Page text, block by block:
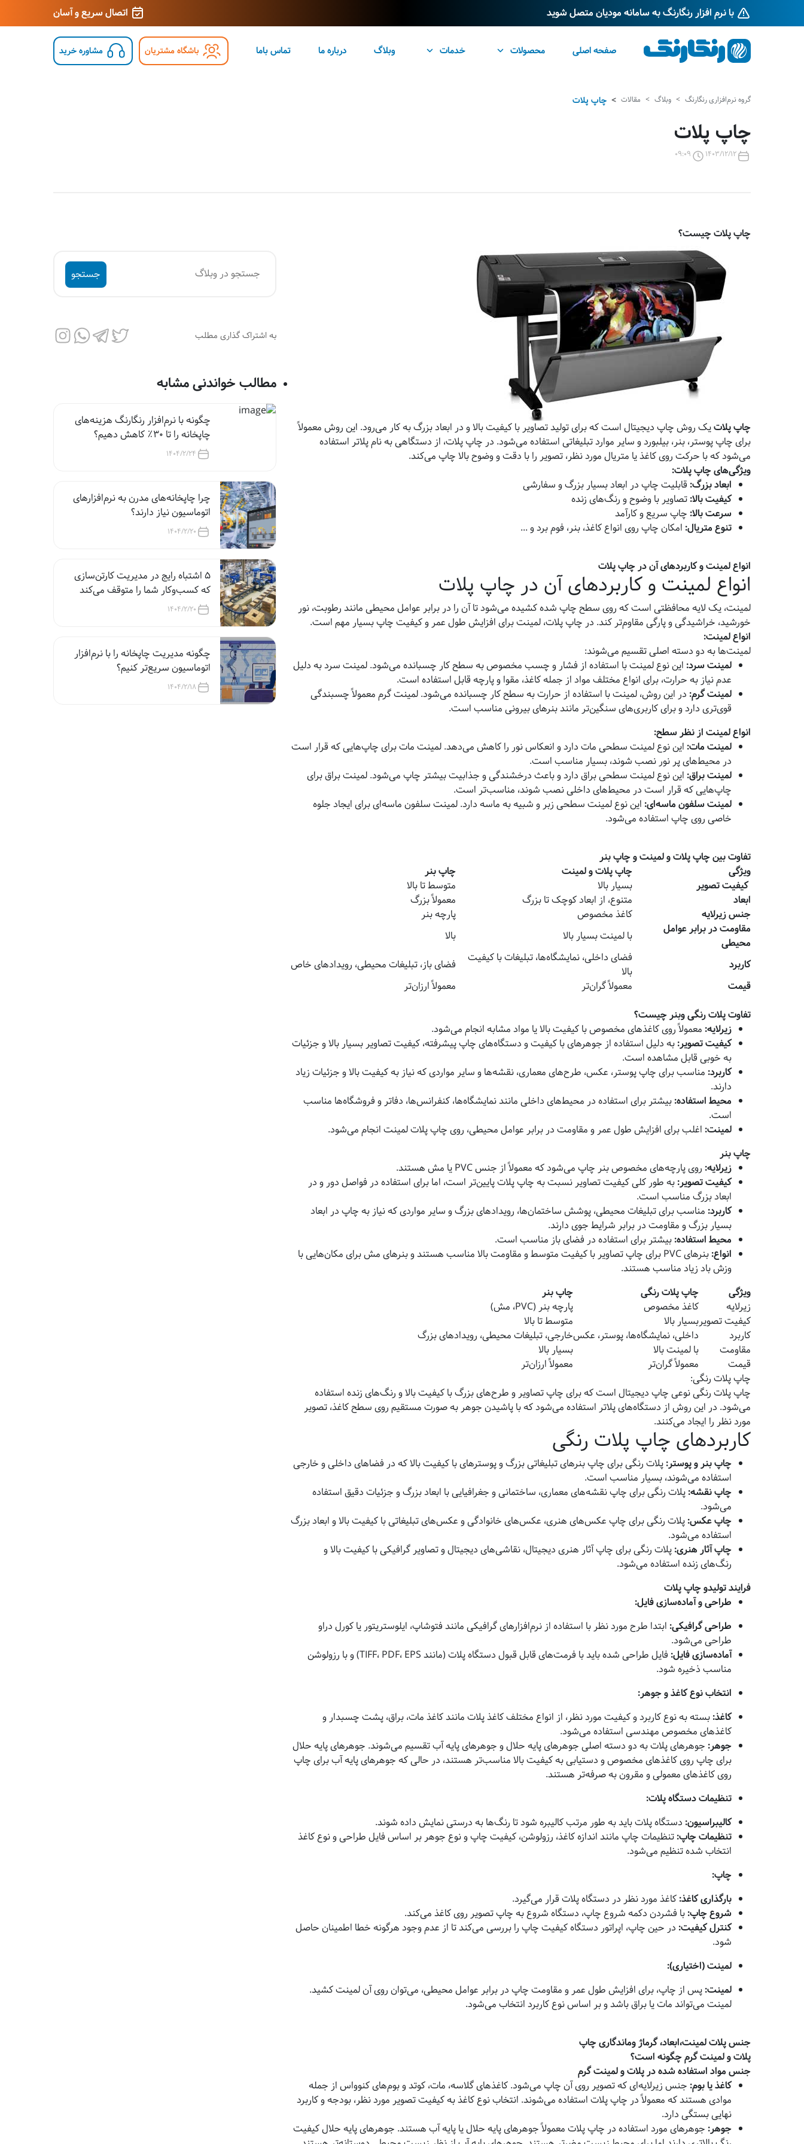
با نرم افزار رنگارنگ به سامانه مودیان متصل شوید اتصال سریع و آسان
صفحه اصلی محصولات خدمات وبلاگ درباره ما تماس باما باشگاه مشتریان مشاوره خرید
گروه نرم‌افزاری رنگارنگ وبلاگ مقالات چاپ پلات
چاپ پلات
1403/12/12
09:09
چاپ پلات چیست؟
چاپ پلاتیک روش چاپ دیجیتال است که برای تولید تصاویر با کیفیت بالا و در ابعاد بزرگ به کار می‌رود. این روش معمولاً
برای چاپ پوستر، بنر، بیلبورد و سایر موارد تبلیغاتی استفاده می‌شود. در چاپ پلات، از دستگاهی به نام پلاتر استفاده
می‌شود که با حرکت روی کاغذ یا متریال مورد نظر، تصویر را با دقت و وضوح بالا چاپ می‌کند.
ویژگی‌های چاپ پلات:
ابعاد بزرگ: قابلیت چاپ در ابعاد بسیار بزرگ و سفارشی
کیفیت بالا: تصاویر با وضوح و رنگ‌های زنده
سرعت بالا: چاپ سریع و کارآمد
تنوع متریال: امکان چاپ روی انواع کاغذ، بنر، فوم برد و ...
انواع لمینت و کاربردهای آن در چاپ پلات
انواع لمینت و کاربردهای آن در چاپ پلات
لمینت، یک لایه محافظتی است که روی سطح چاپ شده کشیده می‌شود تا آن را در برابر عوامل محیطی مانند رطوبت، نور
خورشید، خراشیدگی و پارگی مقاوم‌تر کند. در چاپ پلات، لمینت برای افزایش طول عمر و کیفیت چاپ بسیار مهم است.
انواع لمینت:
لمینت‌ها به دو دسته اصلی تقسیم می‌شوند:
لمینت سرد: این نوع لمینت با استفاده از فشار و چسب مخصوص به سطح کار چسبانده می‌شود. لمینت سرد به دلیل
عدم نیاز به حرارت، برای انواع مختلف مواد از جمله کاغذ، مقوا و پارچه قابل استفاده است.
لمینت گرم: در این روش، لمینت با استفاده از حرارت به سطح کار چسبانده می‌شود. لمینت گرم معمولاً چسبندگی
قوی‌تری دارد و برای کاربری‌های سنگین‌تر مانند بنرهای بیرونی مناسب است.
انواع لمینت از نظر سطح:
لمینت مات: این نوع لمینت سطحی مات دارد و انعکاس نور را کاهش می‌دهد. لمینت مات برای چاپ‌هایی که قرار است
در محیط‌های پر نور نصب شوند، بسیار مناسب است.
لمینت براق: این نوع لمینت سطحی براق دارد و باعث درخشندگی و جذابیت بیشتر چاپ می‌شود. لمینت براق برای
چاپ‌هایی که قرار است در محیط‌های داخلی نصب شوند، مناسب‌تر است.
لمینت سلفون ماسه‌ای: این نوع لمینت سطحی زبر و شبیه به ماسه دارد. لمینت سلفون ماسه‌ای برای ایجاد جلوه
خاصی روی چاپ استفاده می‌شود.
تفاوت بین چاپ پلات و لمینت و چاپ بنر
ویژگی
چاپ پلات و لمینت
چاپ بنر
کیفیت تصویر
بسیار بالا
متوسط تا بالا
ابعاد
متنوع، از ابعاد کوچک تا بزرگ
معمولاً بزرگ
جنس زیرلایه
کاغذ مخصوص
پارچه بنر
مقاومت در برابر عوامل
محیطی
با لمینت بسیار بالا
بالا
کاربرد
فضای داخلی، نمایشگاه‌ها، تبلیغات با کیفیت
بالا
فضای باز، تبلیغات محیطی، رویدادهای خاص
قیمت
معمولاً گران‌تر
معمولاً ارزان‌تر
تفاوت پلات رنگی وبنر چیست؟
زیرلایه: معمولاً روی کاغذهای مخصوص با کیفیت بالا یا مواد مشابه انجام می‌شود.
کیفیت تصویر: به دلیل استفاده از جوهرهای با کیفیت و دستگاه‌های چاپ پیشرفته، کیفیت تصاویر بسیار بالا و جزئیات
به خوبی قابل مشاهده است.
کاربرد: مناسب برای چاپ پوستر، عکس، طرح‌های معماری، نقشه‌ها و سایر مواردی که نیاز به کیفیت بالا و جزئیات زیاد
دارند.
محیط استفاده: بیشتر برای استفاده در محیط‌های داخلی مانند نمایشگاه‌ها، کنفرانس‌ها، دفاتر و فروشگاه‌ها مناسب
است.
لمینت: اغلب برای افزایش طول عمر و مقاومت در برابر عوامل محیطی، روی چاپ پلات لمینت انجام می‌شود.
چاپ بنر
زیرلایه: روی پارچه‌های مخصوص بنر چاپ می‌شود که معمولاً از جنس PVC یا مش هستند.
کیفیت تصویر: به طور کلی کیفیت تصاویر نسبت به چاپ پلات پایین‌تر است، اما برای استفاده در فواصل دور و در
ابعاد بزرگ مناسب است.
کاربرد: مناسب برای تبلیغات محیطی، پوشش ساختمان‌ها، رویدادهای بزرگ و سایر مواردی که نیاز به چاپ در ابعاد
بسیار بزرگ و مقاومت در برابر شرایط جوی دارند.
محیط استفاده: بیشتر برای استفاده در فضای باز مناسب است.
انواع:
بنرهای PVC برای چاپ تصاویر با کیفیت متوسط و مقاومت بالا مناسب هستند و بنرهای مش برای مکان‌هایی با
وزش باد زیاد مناسب هستند.
ویژگی
چاپ پلات رنگی
چاپ بنر
زیرلایه
کاغذ مخصوص
پارچه بنر (PVC، مش)
کیفیت تصویربسیار بالا
متوسط تا بالا
کاربرد
داخلی، نمایشگاه‌ها، پوستر، عکسخارجی، تبلیغات محیطی، رویدادهای بزرگ
مقاومت
با لمینت بالا
بسیار بالا
قیمت
معمولاً گران‌تر
معمولاً ارزان‌تر
چاپ پلات رنگی:
چاپ پلات رنگی نوعی چاپ دیجیتال است که برای چاپ تصاویر و طرح‌های بزرگ با کیفیت بالا و رنگ‌های زنده استفاده
می‌شود. در این روش از دستگاه‌های پلاتر استفاده می‌شود که با پاشیدن جوهر به صورت مستقیم روی سطح کاغذ، تصویر
مورد نظر را ایجاد می‌کنند.
کاربردهای چاپ پلات رنگی
چاپ بنر و پوستر: پلات رنگی برای چاپ بنرهای تبلیغاتی بزرگ و پوسترهای با کیفیت بالا که در فضاهای داخلی و خارجی
استفاده می‌شوند، بسیار مناسب است.
چاپ نقشه: پلات رنگی برای چاپ نقشه‌های معماری، ساختمانی و جغرافیایی با ابعاد بزرگ و جزئیات دقیق استفاده
می‌شود.
چاپ عکس: پلات رنگی برای چاپ عکس‌های هنری، عکس‌های خانوادگی و عکس‌های تبلیغاتی با کیفیت بالا و ابعاد بزرگ
استفاده می‌شود.
چاپ آثار هنری: پلات رنگی برای چاپ آثار هنری دیجیتال، نقاشی‌های دیجیتال و تصاویر گرافیکی با کیفیت بالا و
رنگ‌های زنده استفاده می‌شود.
فرایند تولیدو چاپ پلات
طراحی و آماده‌سازی فایل:
طراحی گرافیکی: ابتدا طرح مورد نظر با استفاده از نرم‌افزارهای گرافیکی مانند فتوشاپ، ایلوستریتور یا کورل دراو
طراحی می‌شود.
آماده‌سازی فایل:
فایل طراحی شده باید با فرمت‌های قابل قبول دستگاه پلات (مانند TIFF، PDF، EPS) و با رزولوشن
مناسب ذخیره شود.
انتخاب نوع کاغذ و جوهر:
کاغذ: بسته به نوع کاربرد و کیفیت مورد نظر، از انواع مختلف کاغذ پلات مانند کاغذ مات، براق، پشت چسبدار و
کاغذ‌های مخصوص مهندسی استفاده می‌شود.
جوهر: جوهرهای پلات به دو دسته اصلی جوهرهای پایه حلال و جوهرهای پایه آب تقسیم می‌شوند. جوهرهای پایه حلال
برای چاپ روی کاغذهای مخصوص و دستیابی به کیفیت بالا مناسب‌تر هستند، در حالی که جوهرهای پایه آب برای چاپ
روی کاغذهای معمولی و مقرون به صرفه‌تر هستند.
تنظیمات دستگاه پلات:
کالیبراسیون: دستگاه پلات باید به طور مرتب کالیبره شود تا رنگ‌ها به درستی نمایش داده شوند.
تنظیمات چاپ: تنظیمات چاپ مانند اندازه کاغذ، رزولوشن، کیفیت چاپ و نوع جوهر بر اساس فایل طراحی و نوع کاغذ
انتخاب شده تنظیم می‌شود.
چاپ:
بارگذاری کاغذ: کاغذ مورد نظر در دستگاه پلات قرار می‌گیرد.
شروع چاپ: با فشردن دکمه شروع چاپ، دستگاه شروع به چاپ تصویر روی کاغذ می‌کند.
کنترل کیفیت: در حین چاپ، اپراتور دستگاه کیفیت چاپ را بررسی می‌کند تا از عدم وجود هرگونه خطا اطمینان حاصل
شود.
لمینت (اختیاری):
لمینت: پس از چاپ، برای افزایش طول عمر و مقاومت چاپ در برابر عوامل محیطی، می‌توان روی آن لمینت کشید.
لمینت می‌تواند مات یا براق باشد و بر اساس نوع کاربرد انتخاب می‌شود.
جنس پلات لمینت،ابعاد، گرماژ وماندگاری چاپ
پلات و لمینت گرم چگونه است؟
جنس مواد استفاده شده در پلات و لمینت گرم
کاغذ یا بوم: جنس زیرلایه‌ای که تصویر روی آن چاپ می‌شود. کاغذهای گلاسه، مات، کوتد و بوم‌های کنوواس از جمله
موادی هستند که معمولاً در چاپ پلات استفاده می‌شوند. انتخاب نوع کاغذ به کیفیت تصویر مورد نظر، بودجه و کاربرد
نهایی بستگی دارد.
جوهر: جوهرهای مورد استفاده در چاپ پلات معمولاً جوهرهای پایه حلال یا پایه آب هستند. جوهرهای پایه حلال کیفیت
جستجو
به اشتراک گذاری مطلب
مطالب خواندنی مشابه
چگونه با نرم‌افزار رنگارنگ هزینه‌های
چاپخانه را تا ۳۰٪ کاهش دهیم؟
1404/2/24
چرا چاپخانه‌های مدرن به نرم‌افزارهای
اتوماسیون نیاز دارند؟
1404/2/20
5 اشتباه رایج در مدیریت کارتن‌سازی
که کسب‌وکار شما را متوقف می‌کند
1404/2/20
چگونه مدیریت چاپخانه را با نرم‌افزار
اتوماسیون سریع‌تر کنیم؟
1404/2/18